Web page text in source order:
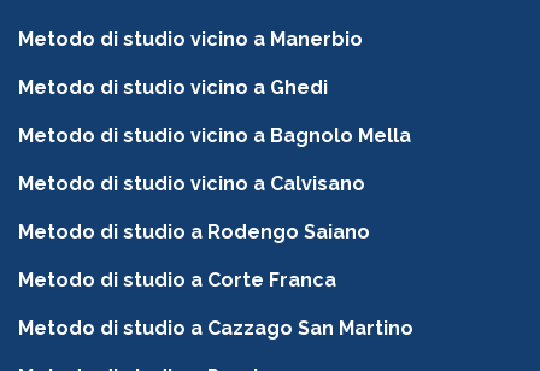
Metodo di studio vicino a Manerbio
Metodo di studio vicino a Ghedi
Metodo di studio vicino a Bagnolo Mella
Metodo di studio vicino a Calvisano
Metodo di studio a Rodengo Saiano
Metodo di studio a Corte Franca
Metodo di studio a Cazzago San Martino